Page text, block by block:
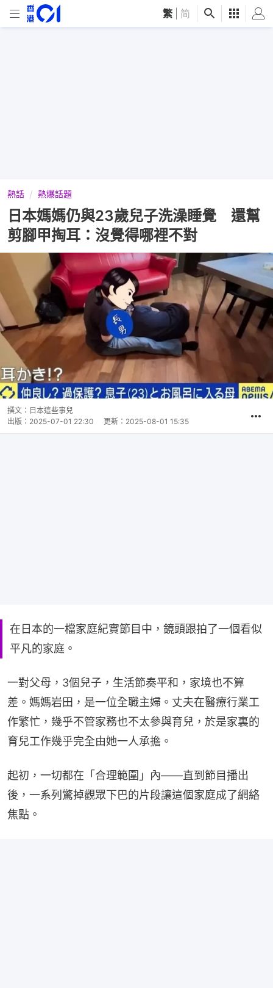
繁 简
熱話 熱爆話題
日本媽媽仍與23歲兒子洗澡睡覺 還幫
剪腳甲掏耳：沒覺得哪裡不對
撰文： 日本這些事兒
出版： 2025-07-01 22:30 更新： 2025-08-01 15:35
在日本的一檔家庭紀實節目中，鏡頭跟拍了一個看似
平凡的家庭。
一對父母，3個兒子，生活節奏平和，家境也不算
差。媽媽岩田，是一位全職主婦。丈夫在醫療行業工
作繁忙，幾乎不管家務也不太參與育兒，於是家裏的
育兒工作幾乎完全由她一人承擔。
起初，一切都在「合理範圍」內——直到節目播出
後，一系列驚掉觀眾下巴的片段讓這個家庭成了網絡
焦點。